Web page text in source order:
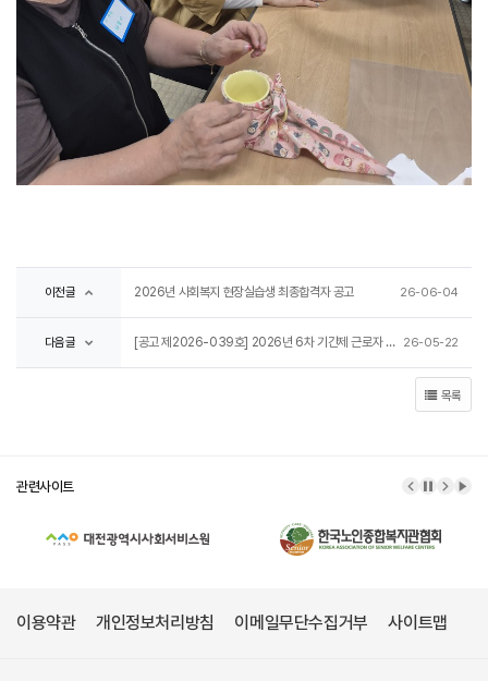
이전글 2026년 사회복지 현장실습생 최종합격자 공고 26-06-04
다음글 [공고 제2026-039호] 2026년 6차 기간제 근로자 채용 공고 26-05-22
목록
관련사이트 이전 배너
배너 정
다음
배
이용약관 개인정보처리방침 이메일무단수집거부 사이트맵